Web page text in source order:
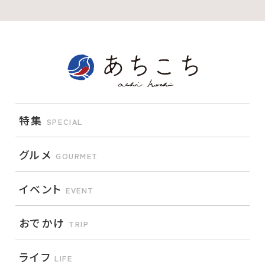
特集 SPECIAL
グルメ GOURMET
イベント EVENT
おでかけ TRIP
ライフ LIFE